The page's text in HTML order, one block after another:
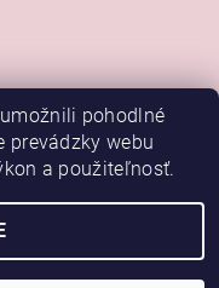
vyhradené
pohodlné
prevádzky webu
a použiteľnosť.